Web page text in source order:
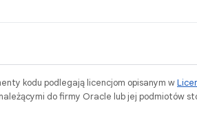
kodu podlegają licencjom opisanym w
do firmy Oracle lub jej podmiotów